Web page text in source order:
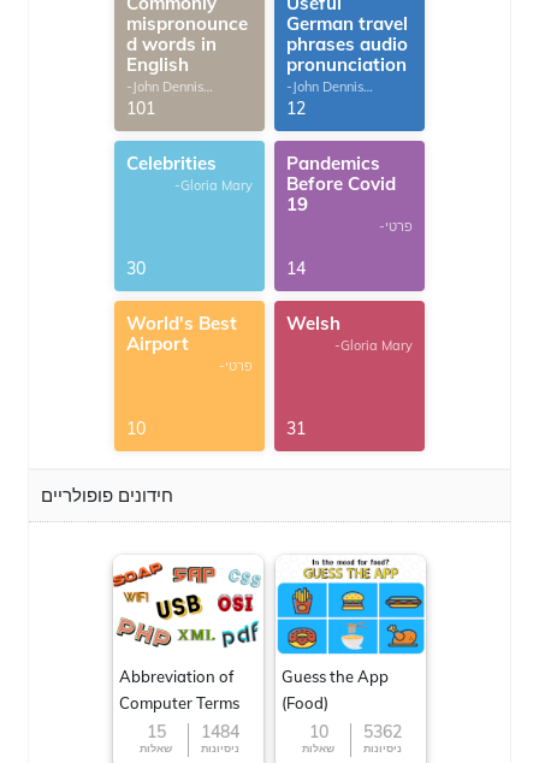
mispronounce
d words in
English
-John Dennis
G.Thomas
101
German travel
phrases audio
pronunciation
-John Dennis
G.Thomas
12
Celebrities
-Gloria Mary
30
Pandemics
Before Covid
19
-פרטי
14
World's Best
Airport
-פרטי
10
Welsh
-Gloria Mary
31
חידונים פופולריים
Abbreviation of
Computer Terms
15
שאלות
1484
ניסיונות
Guess the App
(Food)
10
שאלות
5362
ניסיונות